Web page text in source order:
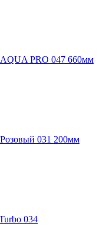
PRO 047 660мм
031 200мм
034